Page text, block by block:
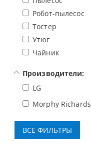
Робот-пылесос
Тостер
Утюг
Чайник
Производители:
LG
Morphy Richards